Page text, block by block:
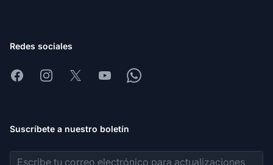
Redes sociales
FacebookInstagram
X YoutubeWhatsapp
Suscríbete a nuestro boletín
Dirección de correo electrónico